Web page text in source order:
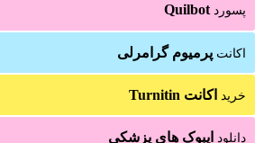
پسورد Quilbot
اکانت پرمیوم گرامرلی
خرید اکانت Turnitin
دانلود ایبوک های پزشکی